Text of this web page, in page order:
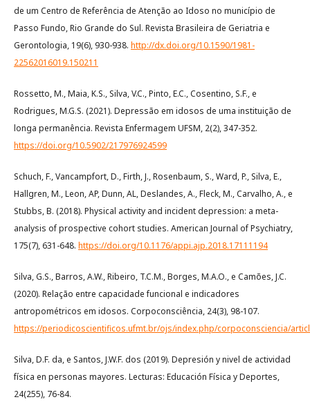
de um Centro de Referência de Atenção ao Idoso no município de
Passo Fundo, Rio Grande do Sul. Revista Brasileira de Geriatria e
Gerontologia, 19(6), 930-938. http://dx.doi.org/10.1590/1981-
22562016019.150211
Rossetto, M., Maia, K.S., Silva, V.C., Pinto, E.C., Cosentino, S.F., e
Rodrigues, M.G.S. (2021). Depressão em idosos de uma instituição de
longa permanência. Revista Enfermagem UFSM, 2(2), 347-352.
https://doi.org/10.5902/217976924599
Schuch, F., Vancampfort, D., Firth, J., Rosenbaum, S., Ward, P., Silva, E.,
Hallgren, M., Leon, AP, Dunn, AL, Deslandes, A., Fleck, M., Carvalho, A., e
Stubbs, B. (2018). Physical activity and incident depression: a meta-
analysis of prospective cohort studies. American Journal of Psychiatry,
175(7), 631-648. https://doi.org/10.1176/appi.ajp.2018.17111194
Silva, G.S., Barros, A.W., Ribeiro, T.C.M., Borges, M.A.O., e Camões, J.C.
(2020). Relação entre capacidade funcional e indicadores
antropométricos em idosos. Corpoconsciência, 24(3), 98-107.
https://periodicoscientificos.ufmt.br/ojs/index.php/corpoconsciencia/
Silva, D.F. da, e Santos, J.W.F. dos (2019). Depresión y nivel de actividad
física en personas mayores. Lecturas: Educación Física y Deportes,
24(255), 76-84.